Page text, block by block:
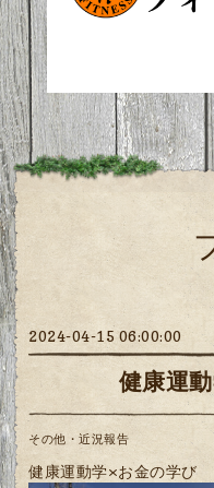
2024-04-15 06:00:00
健康運
その他・近況報告
健康運動学×お金の学び